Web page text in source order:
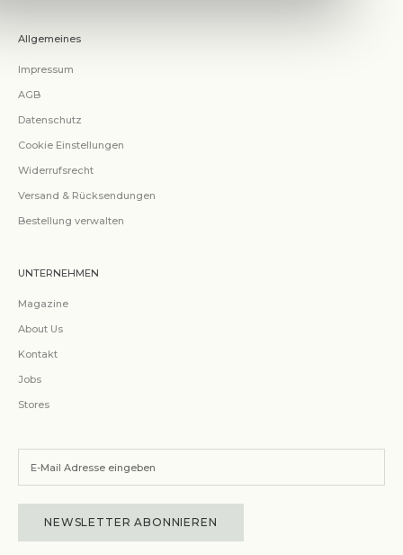
Allgemeines
Impressum
AGB
Datenschutz
Cookie Einstellungen
Widerrufsrecht
Versand & Rücksendungen
Bestellung verwalten
UNTERNEHMEN
Magazine
About Us
Kontakt
Jobs
Stores
NEWSLETTER ABONNIEREN